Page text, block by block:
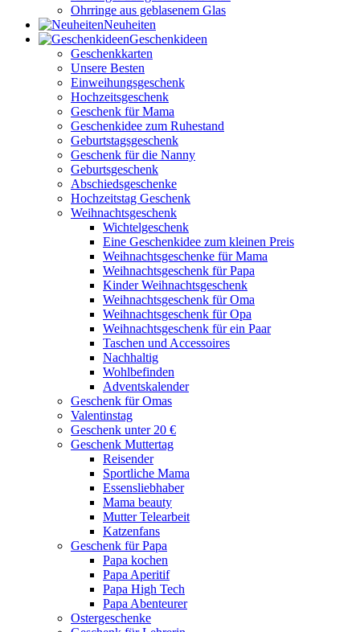
Ohrringe aus geblasenem Glas
Neuheiten
Geschenkideen
Geschenkkarten
Unsere Besten
Einweihungsgeschenk
Hochzeitsgeschenk
Geschenk für Mama
Geschenkidee zum Ruhestand
Geburtstagsgeschenk
Geschenk für die Nanny
Geburtsgeschenk
Abschiedsgeschenke
Hochzeitstag Geschenk
Weihnachtsgeschenk
Wichtelgeschenk
Eine Geschenkidee zum kleinen Preis
Weihnachtsgeschenke für Mama
Weihnachtsgeschenk für Papa
Kinder Weihnachtsgeschenk
Weihnachtsgeschenk für Oma
Weihnachtsgeschenk für Opa
Weihnachtsgeschenk für ein Paar
Taschen und Accessoires
Nachhaltig
Wohlbefinden
Adventskalender
Geschenk für Omas
Valentinstag
Geschenk unter 20 €
Geschenk Muttertag
Reisender
Sportliche Mama
Essensliebhaber
Mama beauty
Mutter Telearbeit
Katzenfans
Geschenk für Papa
Papa kochen
Papa Aperitif
Papa High Tech
Papa Abenteurer
Ostergeschenke